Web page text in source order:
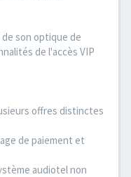
son optique de
de l'accès VIP
offres distinctes
de paiement et
audiotel non